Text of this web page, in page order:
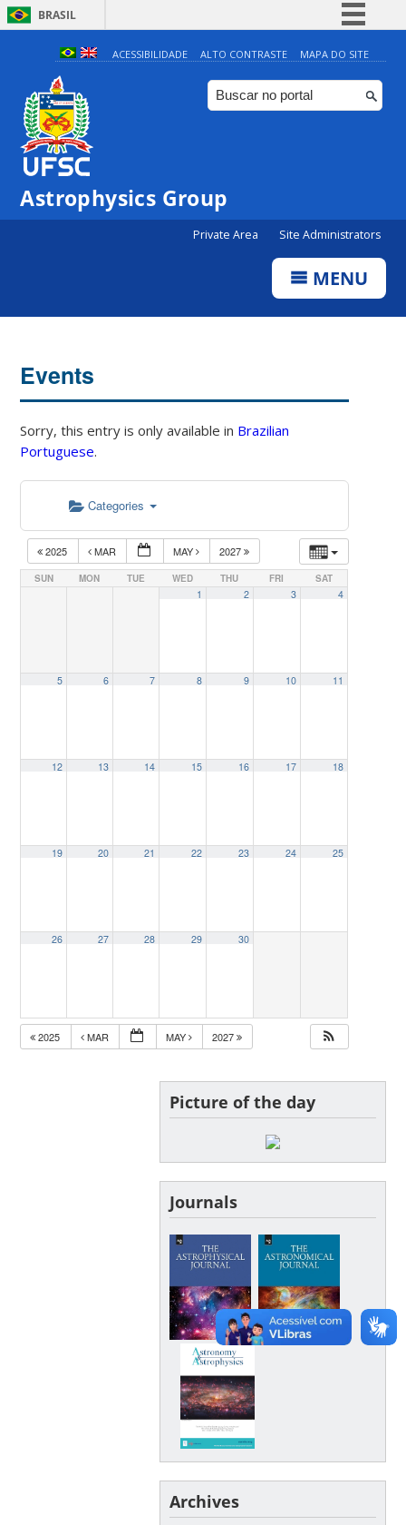
BRASIL
Simplifique!
Comunica BR
Participe
ACESSIBILIDADE ALTO CONTRASTE MAPA DO SITE
Astrophysics Group
Private Area Site Administrators
MENU
Events
Sorry, this entry is only available in Brazilian
Portuguese.
Categories
2025 MAR MAY 2027
SUN MON TUE WED THU FRI SAT
1 2 3 4
5 6 7 8 9 10 11
12 13 14 15 16 17 18
19 20 21 22 23 24 25
26 27 28 29 30
2025 MAR MAY 2027
Picture of the day
Journals
Archives